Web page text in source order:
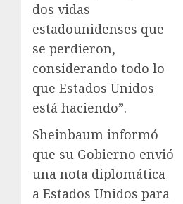
dos vidas
estadounidenses que
se perdieron,
considerando todo lo
que Estados Unidos
está haciendo”.
Sheinbaum informó
que su Gobierno envió
una nota diplomática
a Estados Unidos para